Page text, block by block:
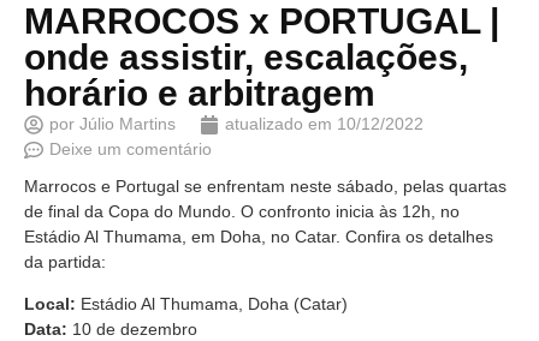
MARROCOS x PORTUGAL |
onde assistir, escalações,
horário e arbitragem
por Júlio Martins atualizado em 10/12/2022
Deixe um comentário
Marrocos e Portugal se enfrentam neste sábado, pelas quartas
de final da Copa do Mundo. O confronto inicia às 12h, no
Estádio Al Thumama, em Doha, no Catar. Confira os detalhes
da partida:
Local: Estádio Al Thumama, Doha (Catar)
Data: 10 de dezembro